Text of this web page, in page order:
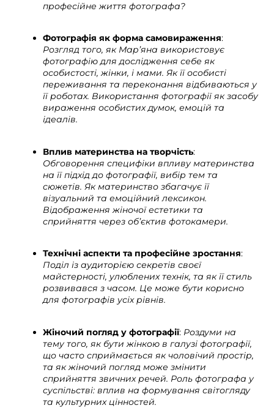
професійне життя фотографа?
Фотографія як форма самовираження:
Розгляд того, як Мар’яна використовує
фотографію для дослідження себе як
особистості, жінки, і мами. Як її особисті
переживання та переконання відбиваються у
її роботах. Використання фотографії як засобу
вираження особистих думок, емоцій та
ідеалів.
Вплив материнства на творчість:
Обговорення специфіки впливу материнства
на її підхід до фотографії, вибір тем та
сюжетів. Як материнство збагачує її
візуальний та емоційний лексикон.
Відображення жіночої естетики та
сприйняття через об’єктив фотокамери.
Технічні аспекти та професійне зростання:
Поділ із аудиторією секретів своєї
майстерності, улюблених технік, та як її стиль
розвивався з часом. Це може бути корисно
для фотографів усіх рівнів.
Жіночий погляд у фотографії: Роздуми на
тему того, як бути жінкою в галузі фотографії,
що часто сприймається як чоловічий простір,
та як жіночий погляд може змінити
сприйняття звичних речей. Роль фотографа у
суспільстві: вплив на формування світогляду
та культурних цінностей.